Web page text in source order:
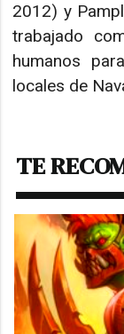
2012) y
trabajado
humanos
locales de
TE